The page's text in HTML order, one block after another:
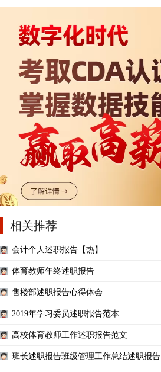
相关推荐
会计个人述职报告【热】
体育教师年终述职报告
售楼部述职报告心得体会
2019年学习委员述职报告范本
高校体育教师工作述职报告范文
班长述职报告班级管理工作总结述职报告